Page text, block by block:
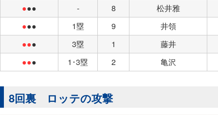
●●● - 8
松井雅
●●● 1塁 9
井領
●●● 3塁 1
藤井
●●● 1･3塁 2 亀沢
8回裏 ロッテの攻撃